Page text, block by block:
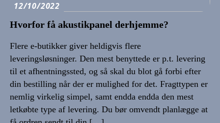
12/10/2022
Hvorfor få akustikpanel derhjemme?
Flere e-butikker giver heldigvis flere
leveringsløsninger. Den mest benyttede er p.t. levering
til et afhentningssted, og så skal du blot gå forbi efter
din bestilling når der er mulighed for det. Fragttypen er
nemlig virkelig simpel, samt endda endda den mest
letkøbte type af levering. Du bør omvendt planlægge at